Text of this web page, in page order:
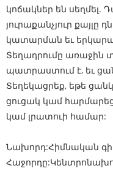
կոճակներ են սեղմել.
յուրաքանչյուր
կատարման եւ
Տեղադրումը առաջին
պատրաստում է, եւ
Տեղեկացրեք, եթե
ցուցակ կամ
կամ լրատուի համար:
Նախորդ:Հիմնական
Հաջորդը: